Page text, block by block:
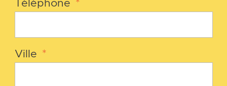
Téléphone *
Ville *